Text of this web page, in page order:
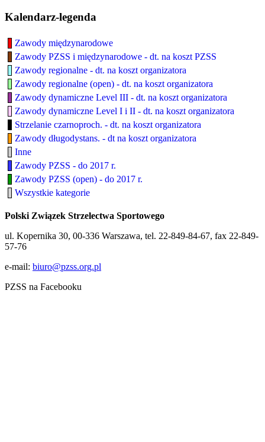
Kalendarz-legenda
Zawody międzynarodowe
Zawody PZSS i międzynarodowe - dt. na koszt PZSS
Zawody regionalne - dt. na koszt organizatora
Zawody regionalne (open) - dt. na koszt organizatora
Zawody dynamiczne Level III - dt. na koszt organizatora
Zawody dynamiczne Level I i II - dt. na koszt organizatora
Strzelanie czarnoproch. - dt. na koszt organizatora
Zawody długodystans. - dt na koszt organizatora
Inne
Zawody PZSS - do 2017 r.
Zawody PZSS (open) - do 2017 r.
Wszystkie kategorie
Polski Związek Strzelectwa Sportowego
ul. Kopernika 30, 00-336 Warszawa, tel. 22-849-84-67, fax 22-849-
57-76
e-mail: biuro@pzss.org.pl
PZSS na Facebooku